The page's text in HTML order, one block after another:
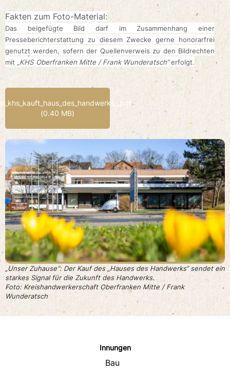
„Unser Zuhause“: Der Kauf des „Hauses des Handwerks“ sendet ein
starkes Signal für die Zukunft des Handwerks.
Foto: Kreishandwerkerschaft Oberfranken Mitte / Frank
Wunderatsch
Fakten zum Foto-Material:
Das beigefügte Bild darf im Zusammenhang einer
Presseberichterstattung zu diesem Zwecke gerne honorarfrei
genutzt werden, sofern der Quellenverweis zu den Bildrechten
mit „KHS Oberfranken Mitte / Frank Wunderatsch“erfolgt.
(0.40 MB)
Innungen
Bau